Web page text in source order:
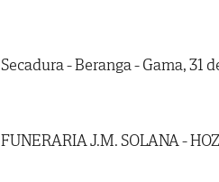
Secadura - Beranga - Gama, 31
FUNERARIA J.M. SOLANA -